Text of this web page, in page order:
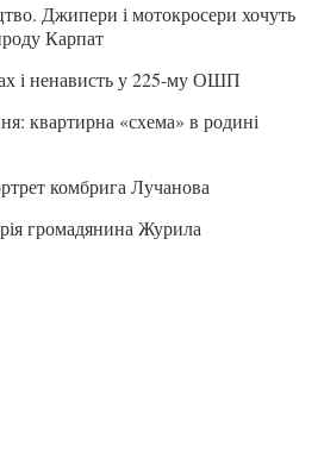
Джипери і мотокросери хочуть
Карпат
і ненависть у 225-му ОШП
квартирна «схема» в родині
комбрига Лучанова
громадянина Журила